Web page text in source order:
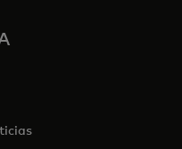
en una pestaña nueva